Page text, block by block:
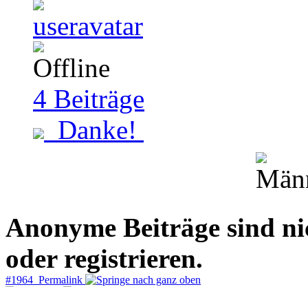
4 Beiträge
Danke!
Anonyme Beiträge sind
oder registrieren.
#1964 Permalink